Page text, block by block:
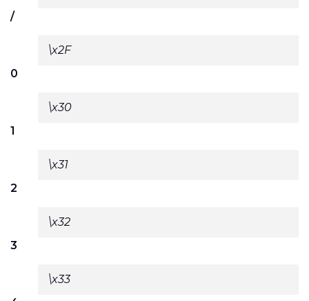
/
\x2F
0
\x30
1
\x31
2
\x32
3
\x33